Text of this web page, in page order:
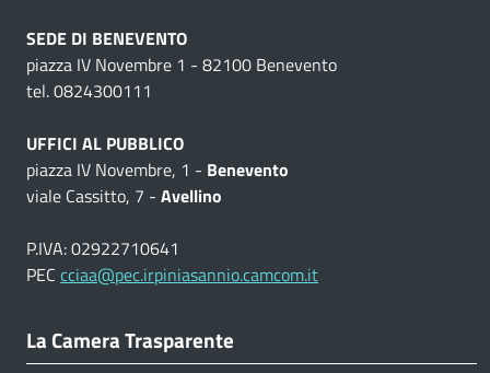
SEDE DI BENEVENTO
piazza IV Novembre 1 - 82100 Benevento
tel. 0824300111
UFFICI AL PUBBLICO
piazza IV Novembre, 1 - Benevento
viale Cassitto, 7 - Avellino
P.IVA: 02922710641
PEC cciaa@pec.irpiniasannio.camcom.it
La Camera Trasparente